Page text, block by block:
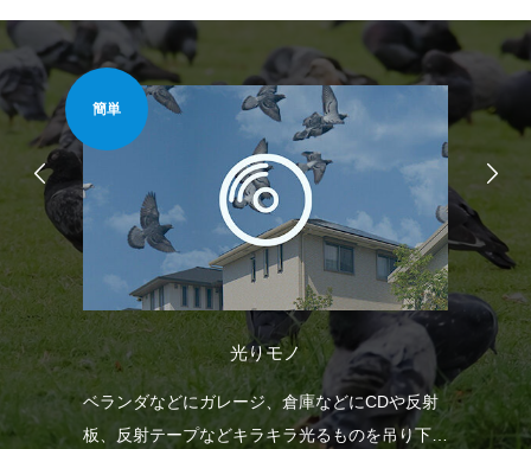
簡単
光りモノ
ベランダなどにガレージ、倉庫などにCDや反射
板、反射テープなどキラキラ光るものを吊り下げ